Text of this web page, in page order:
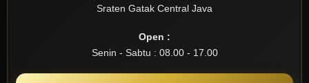
Sraten Gatak Central Java
Open :
Senin - Sabtu : 08.00 - 17.00